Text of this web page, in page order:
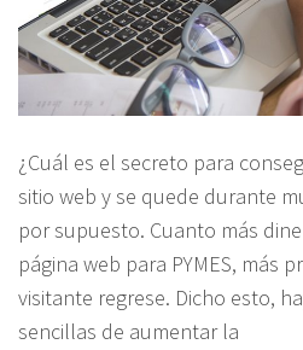
¿Cuál es el secreto para
sitio web y se quede durante
por supuesto. Cuanto más
página web para PYMES, más
visitante regrese. Dicho esto,
sencillas de aumentar la